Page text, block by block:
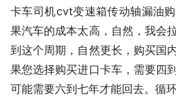
卡车司机cvt变速箱传动轴漏油
果汽车的成本太高，自然，我会
到这个周期，自然更长，购买国
果您选择购买进口卡车，需要四
可能需要六到七年才能回去。循环